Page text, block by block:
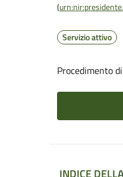
(
Servizio attivo
Procedimento
INDICE